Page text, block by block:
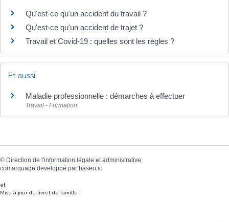
Qu'est-ce qu'un accident du travail ?
Qu'est-ce qu'un accident de trajet ?
Travail et Covid-19 : quelles sont les règles ?
Et aussi
Maladie professionnelle : démarches à effectuer
Travail - Formation
© Direction de l'information légale et administrative
comarquage developpé par baseo.io
et
Mise à jour du livret de famille :